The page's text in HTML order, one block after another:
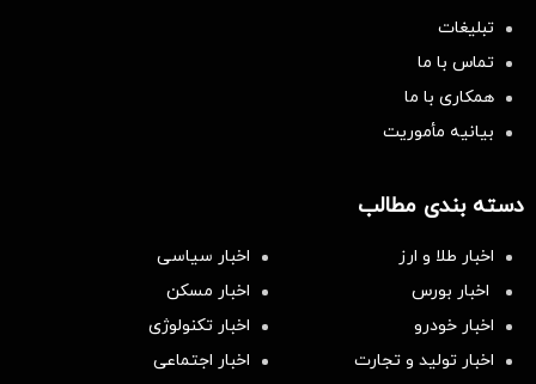
تبلیغات
تماس با ما
همکاری با ما
بیانیه مأموریت
دسته بندی مطالب
اخبار طلا و ارز
اخبار سیاسی
اخبار بورس
اخبار مسکن
اخبار خودرو
اخبار تکنولوژی
اخبار تولید و تجارت
اخبار اجتماعی